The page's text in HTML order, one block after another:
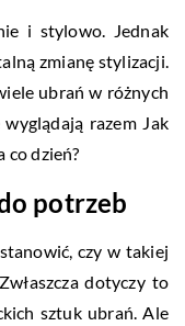
i stylowo. Jednak
zmianę stylizacji.
ubrań w różnych
razem Jak
co dzień?
potrzeb
czy w takiej
dotyczy to
sztuk ubrań. Ale